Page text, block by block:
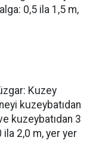
0,5 ila 1,5 m,
Kuzey
kuzeybatıdan
kuzeybatıdan 3
ila 2,0 m, yer yer